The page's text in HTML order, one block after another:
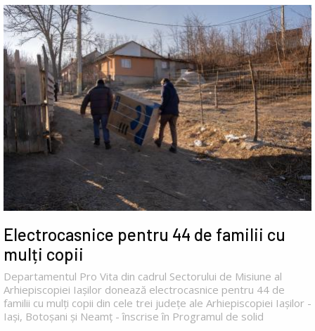
Electrocasnice pentru 44 de familii cu
mulți copii
Departamentul Pro Vita din cadrul Sectorului de Misiune al
Arhiepiscopiei Iașilor donează electrocasnice pentru 44 de
familii cu mulți copii din cele trei județe ale Arhiepiscopiei Iașilor -
Iași, Botoșani și Neamț - înscrise în Programul de solid